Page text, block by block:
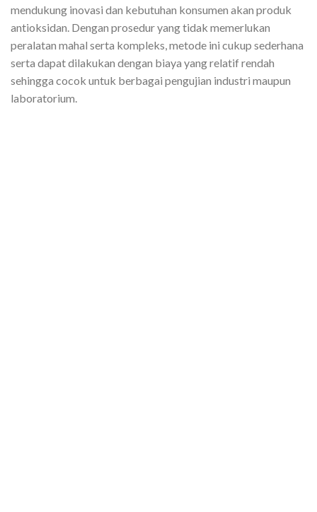
mendukung inovasi dan kebutuhan konsumen akan produk
antioksidan. Dengan prosedur yang tidak memerlukan
peralatan mahal serta kompleks, metode ini cukup sederhana
serta dapat dilakukan dengan biaya yang relatif rendah
sehingga cocok untuk berbagai pengujian industri maupun
laboratorium.